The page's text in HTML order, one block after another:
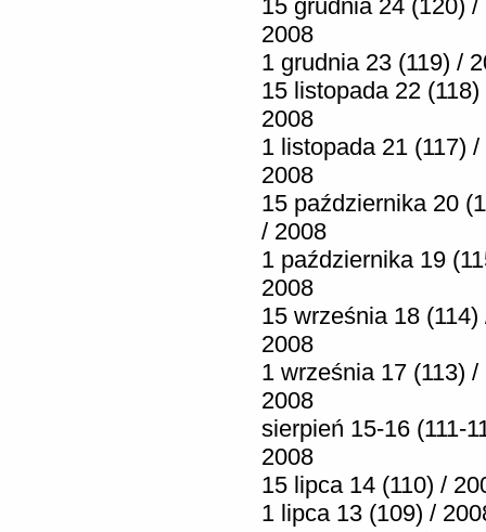
15 grudnia 24 (120) /
2008
1 grudnia 23 (119) /
15 listopada 22 (118)
2008
1 listopada 21 (117) /
2008
15 października 20
/ 2008
1 października 19
2008
15 września 18 (114)
2008
1 września 17 (113) /
2008
sierpień 15-16 (111-
2008
15 lipca 14 (110) /
1 lipca 13 (109) /